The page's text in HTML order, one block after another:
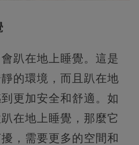
趴在地上睡覺。這是
的環境，而且趴在地
到更加安全和舒適。如
在地上睡覺，那麼它
，需要更多的空間和